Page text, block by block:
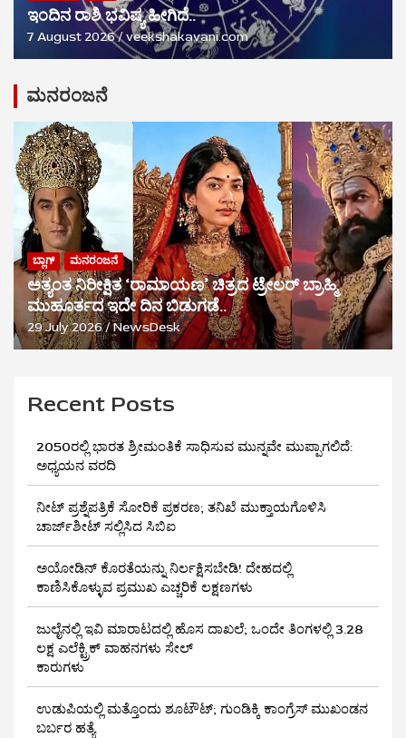
ಇಂದಿನ ರಾಶಿ ಭವಿಷ್ಯ ಹೀಗಿದೆ..
7 August 2026 veekshakavani.com
ಮನರಂಜನೆ
ಬ್ಲಾಗ್ ಮನರಂಜನೆ
ಅತ್ಯಂತ ನಿರೀಕ್ಷಿತ ‘ರಾಮಾಯಣ’ ಚಿತ್ರದ ಟ್ರೇಲರ್ ಬ್ರಾಹ್ಮಿ
ಮುಹೂರ್ತದ ಇದೇ ದಿನ ಬಿಡುಗಡೆ..
29 July 2026 NewsDesk
Recent Posts
2050ರಲ್ಲಿ ಭಾರತ ಶ್ರೀಮಂತಿಕೆ ಸಾಧಿಸುವ ಮುನ್ನವೇ ಮುಪ್ಪಾಗಲಿದೆ:
ಅಧ್ಯಯನ ವರದಿ
ನೀಟ್ ಪ್ರಶ್ನೆಪತ್ರಿಕೆ ಸೋರಿಕೆ ಪ್ರಕರಣ; ತನಿಖೆ ಮುಕ್ತಾಯಗೊಳಿಸಿ
ಚಾರ್ಜ್‌ಶೀಟ್ ಸಲ್ಲಿಸಿದ ಸಿಬಿಐ
ಅಯೋಡಿನ್ ಕೊರತೆಯನ್ನು ನಿರ್ಲಕ್ಷಿಸಬೇಡಿ! ದೇಹದಲ್ಲಿ
ಕಾಣಿಸಿಕೊಳ್ಳುವ ಪ್ರಮುಖ ಎಚ್ಚರಿಕೆ ಲಕ್ಷಣಗಳು
ಜುಲೈನಲ್ಲಿ ಇವಿ ಮಾರಾಟದಲ್ಲಿ ಹೊಸ ದಾಖಲೆ; ಒಂದೇ ತಿಂಗಳಲ್ಲಿ 3.28
ಲಕ್ಷ ಎಲೆಕ್ಟ್ರಿಕ್ ವಾಹನಗಳು ಸೇಲ್
ಕಾರುಗಳು
ಉಡುಪಿಯಲ್ಲಿ ಮತ್ತೊಂದು ಶೂಟೌಟ್‌; ಗುಂಡಿಕ್ಕಿ ಕಾಂಗ್ರೆಸ್‌ ಮುಖಂಡನ
ಬರ್ಬರ ಹತ್ಯೆ